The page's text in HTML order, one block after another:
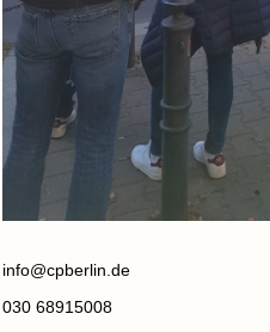
info@cpberlin.de
030 68915008